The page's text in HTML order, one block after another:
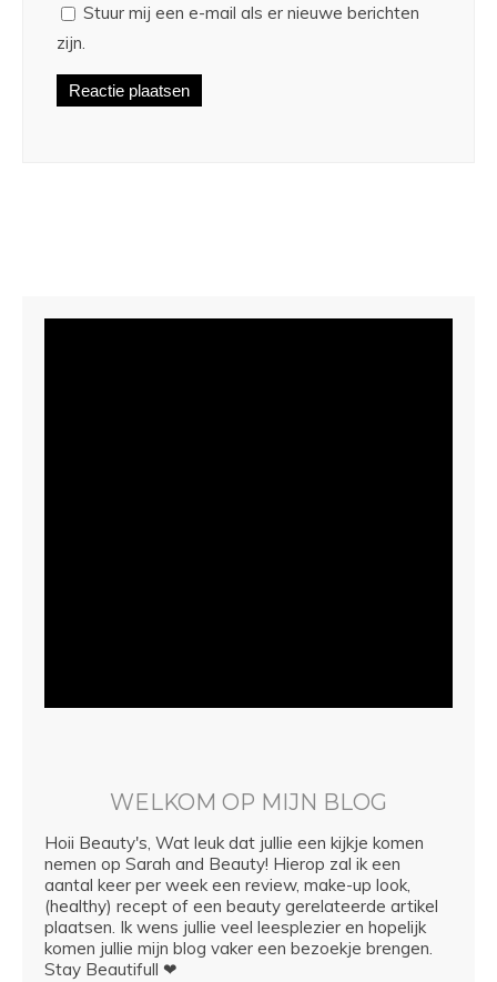
Stuur mij een e-mail als er nieuwe berichten
zijn.
WELKOM OP MIJN BLOG
Hoii Beauty's, Wat leuk dat jullie een kijkje komen
nemen op Sarah and Beauty! Hierop zal ik een
aantal keer per week een review, make-up look,
(healthy) recept of een beauty gerelateerde artikel
plaatsen. Ik wens jullie veel leesplezier en hopelijk
komen jullie mijn blog vaker een bezoekje brengen.
Stay Beautifull ❤